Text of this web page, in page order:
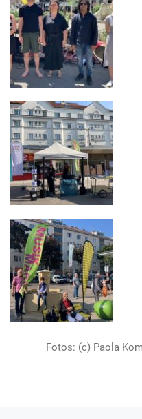
Fotos: (c) Paola